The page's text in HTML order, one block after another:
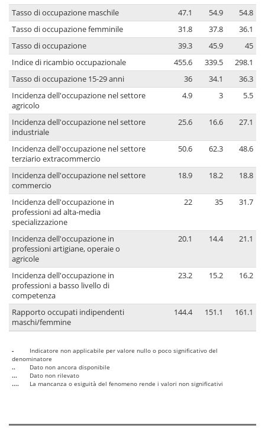
Tasso di occupazione maschile 47.1 54.9
54.8
Tasso di occupazione femminile
31.8 37.8
36.1
Tasso di occupazione
39.3 45.9
45
Indice di ricambio occupazionale
455.6 339.5
298.1
Tasso di occupazione 15-29 anni
36 34.1
36.3
Incidenza dell'occupazione nel settore
agricolo
4.9 3 5.5
Incidenza dell'occupazione nel settore
industriale
25.6 16.6 27.1
Incidenza dell'occupazione nel settore
terziario extracommercio
50.6 62.3 48.6
Incidenza dell'occupazione nel settore
commercio
18.9 18.2 18.8
Incidenza dell'occupazione in
professioni ad alta-media
specializzazione
22 35 31.7
Incidenza dell'occupazione in
professioni artigiane, operaie o
agricole
20.1 14.4 21.1
Incidenza dell'occupazione in
professioni a basso livello di
competenza
23.2 15.2 16.2
Rapporto occupati indipendenti
maschi/femmine
144.4 151.1 161.1
-
Indicatore non applicabile per valore nullo o poco significativo del
denominatore
..
Dato non ancora disponibile
...
Dato non rilevato
....
La mancanza o esiguità del fenomeno rende i valori non significativi